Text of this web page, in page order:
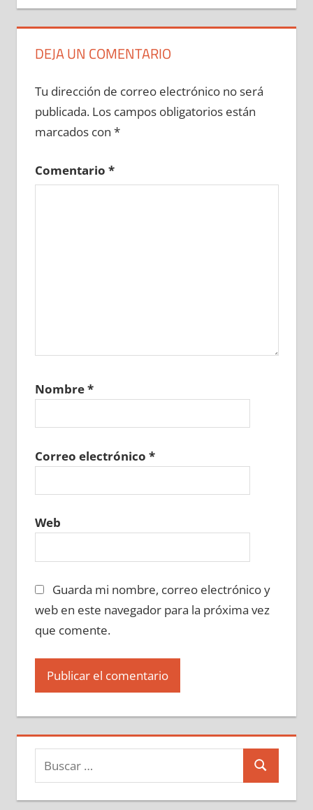
DEJA UN COMENTARIO
Tu dirección de correo electrónico no será
publicada. Los campos obligatorios están
marcados con *
Comentario *
Nombre*
Correo electrónico *
Web
Guarda mi nombre, correo electrónico y
web en este navegador para la próxima vez
que comente.
Buscar